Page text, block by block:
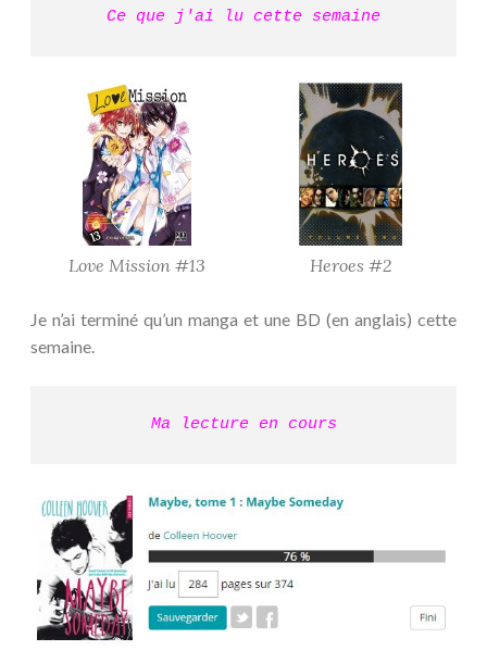
Ce que j'ai lu cette semaine
Love Mission #13 Heroes #2
Je n’ai terminé qu’un manga et une BD (en anglais) cette
semaine.
Ma lecture en cours